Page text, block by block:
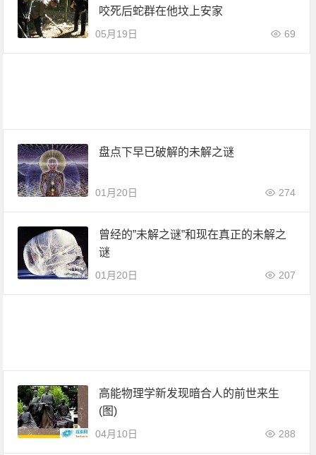
咬死后蛇群在他坟上安家
05月19日 69
盘点下早已破解的未解之谜
01月20日 274
曾经的”未解之谜”和现在真正的未解之
谜
01月20日 207
高能物理学新发现暗合人的前世来生
(图)
04月10日 288